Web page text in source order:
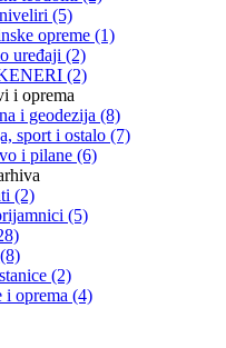
(5)
opreme (1)
uređaji (2)
(2)
i oprema
i geodezija (8)
sport i ostalo (7)
i pilane (6)
(2)
(5)
(2)
i oprema (4)